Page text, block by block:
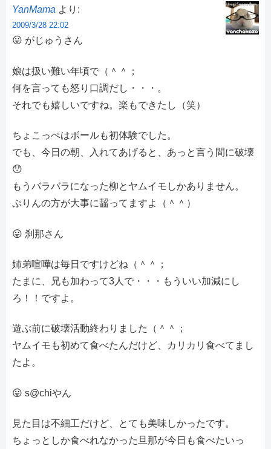
YanMama より:
2009/3/28 22:02
😛 がじゅうさん
娘は扱い難い年頃で（＾＾；
何を言っても怒り口調だし・・・。
それでも嬉しいですね。楽もできたし（笑）
ちょこっぺはボールも初体験でした。
でも、今日の朝、入れてあげると、あっと言う間に破壊
😯
もうバラバラになった柳とヤムイモしかありません。
ぷりんの方が大事に齧ってますよ（＾＾）
😛 刹那さん
姉弟喧嘩は毎日ですけどね（＾＾；
たまに、兄も加わって3人で・・・もういい加減にし
ろ！！ですよ。
遊ぶ前に破壊活動終わりました（＾＾；
ヤムイモも初めて食べたんだけど、カリカリ食べてまし
たよ。
😛 s@chiやん
見た目は不細工だけど、とても美味しかったです。
ちょっとしか食べれなかった旦那が今日も食べたいっ